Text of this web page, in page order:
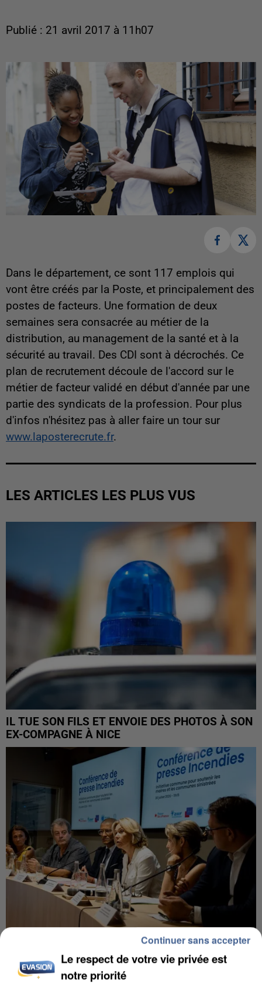
Publié : 21 avril 2017 à 11h07
Dans le département, ce sont 117 emplois qui
vont être créés par la Poste, et principalement des
postes de facteurs. Une formation de deux
semaines sera consacrée au métier de la
distribution, au management de la santé et à la
sécurité au travail. Des CDI sont à décrochés. Ce
plan de recrutement découle de l'accord sur le
métier de facteur validé en début d'année par une
partie des syndicats de la profession. Pour plus
d'infos n'hésitez pas à aller faire un tour sur
www.laposterecrute.fr.
LES ARTICLES LES PLUS VUS
IL TUE SON FILS ET ENVOIE DES PHOTOS À SON
EX-COMPAGNE À NICE
INCENDIES : L’ÎLE-DE-FRANCE LANCE UN ÉLAN
DE SOLIDARITÉ AVEC LES...
Le respect de votre vie privée est
notre priorité
Continuer sans accepter